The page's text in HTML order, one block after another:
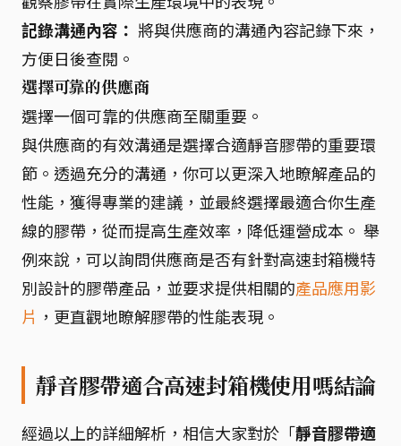
記錄溝通內容： 將與供應商的溝通內容記錄下來，
方便日後查閱。
選擇可靠的供應商
選擇一個可靠的供應商至關重要。
與供應商的有效溝通是選擇合適靜音膠帶的重要環
節。透過充分的溝通，你可以更深入地瞭解產品的
性能，獲得專業的建議，並最終選擇最適合你生產
線的膠帶，從而提高生產效率，降低運營成本。 舉
例來說，可以詢問供應商是否有針對高速封箱機特
別設計的膠帶產品，並要求提供相關的產品應用影
片 ，更直觀地瞭解膠帶的性能表現。
靜音膠帶適合高速封箱機使用嗎結論
經過以上的詳細解析，相信大家對於「靜音膠帶適